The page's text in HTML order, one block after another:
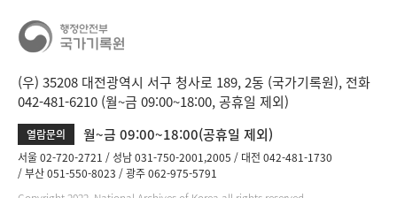
(우) 35208 대전광역시 서구 청사로 189, 2동 (국가기록원), 전화
042-481-6210 (월~금 09:00~18:00, 공휴일 제외)
열람문의 월~금 09:00~18:00(공휴일 제외)
서울 02-720-2721 성남 031-750-2001,2005
대전 042-481-1730
부산 051-550-8023
광주 062-975-5791